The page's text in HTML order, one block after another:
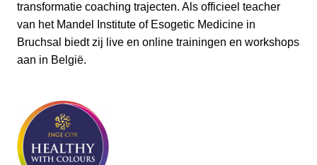
transformatie coaching trajecten. Als officieel teacher
van het Mandel Institute of Esogetic Medicine in
Bruchsal biedt zij live en online trainingen en workshops
aan in België.